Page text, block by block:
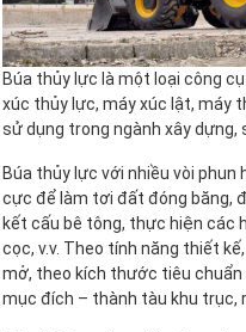
Búa thủy lực là một loại công
xúc thủy lực, máy xúc lật, máy
sử dụng trong ngành xây dựng,
Búa thủy lực với nhiều vòi
cực để làm tơi đất đóng băng,
kết cấu bê tông, thực hiện các
cọc, v.v. Theo tính năng thiết
mở, theo kích thước tiêu chuẩn
mục đích – thành tàu khu trục,